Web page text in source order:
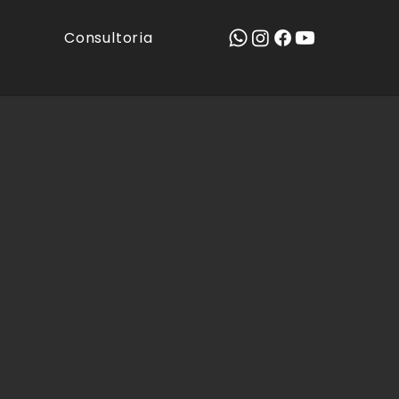
Consultoria